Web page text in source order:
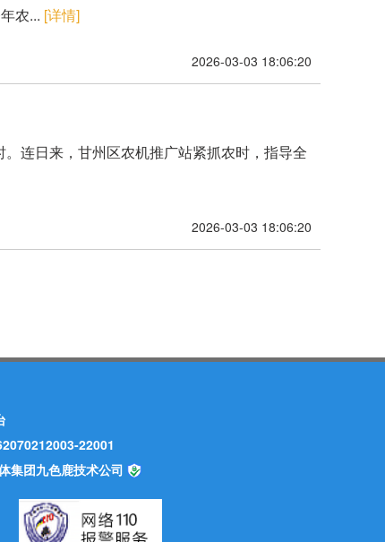
农... [详情]
2026-03-03 18:06:20
连日来，甘州区农机推广站紧抓农时，指导全
2026-03-03 18:06:20
22001
集团九色鹿技术公司